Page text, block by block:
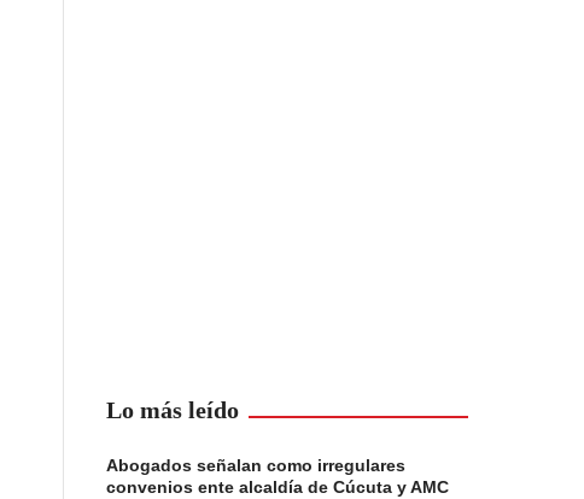
Lo más leído
Abogados señalan como irregulares
convenios ente alcaldía de Cúcuta y AMC